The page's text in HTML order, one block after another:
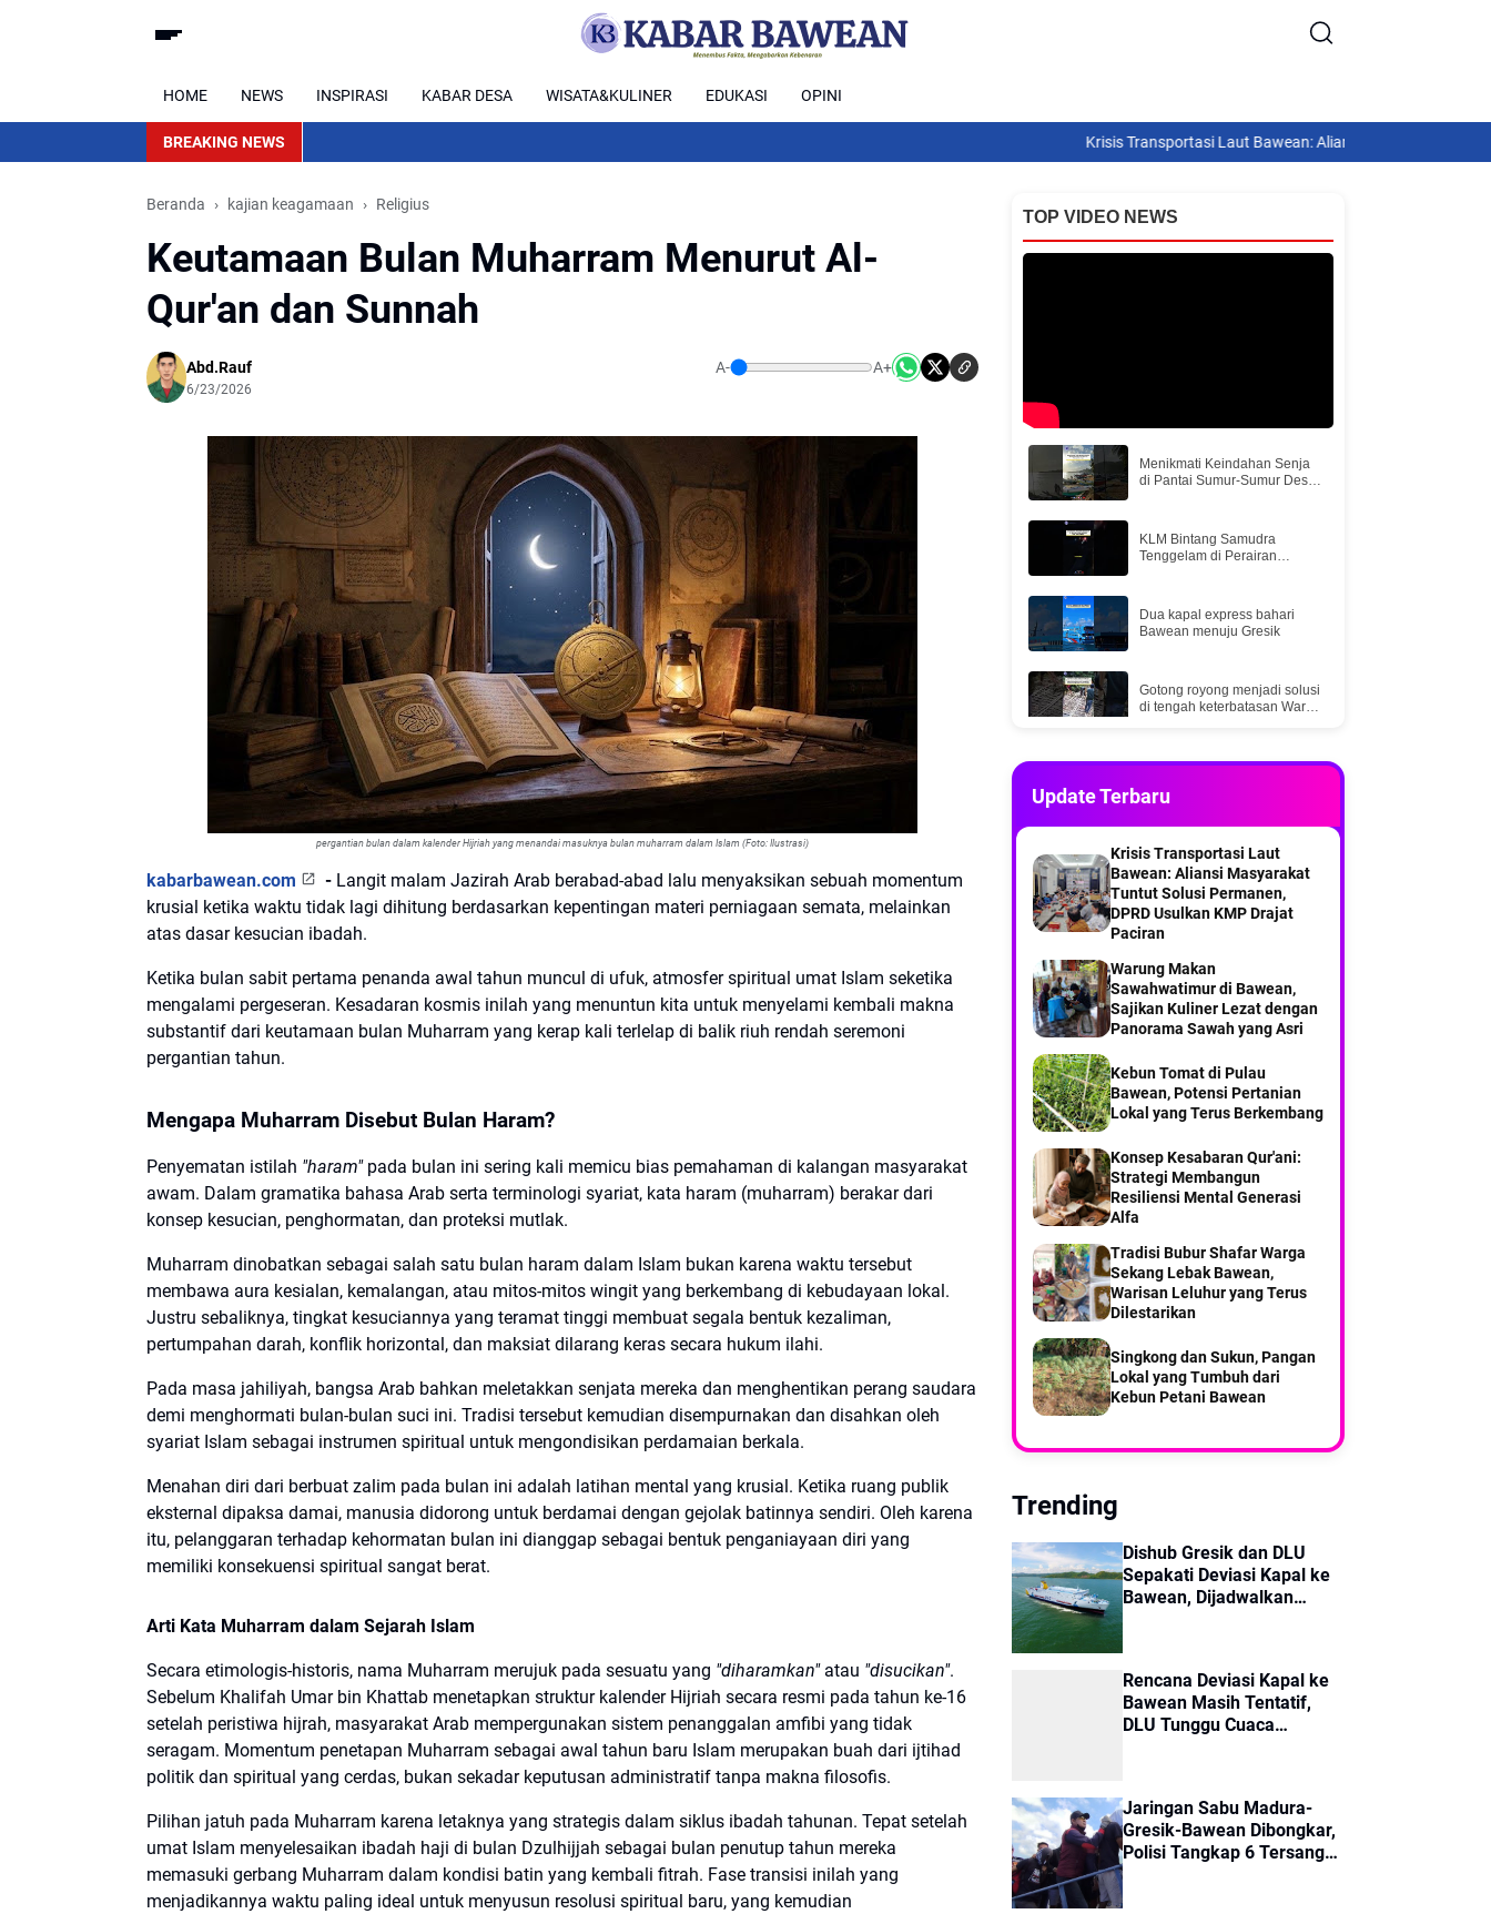
HOME NEWS INSPIRASI KABAR DESA WISATA&KULINER EDUKASI OPINI
BREAKING NEWS Krisis Transportasi Laut Bawean: Aliansi ‎Masyarakat Tuntut Solusi
Beranda kajian keagamaan Religius
Keutamaan Bulan Muharram Menurut Al-
Qur'an dan Sunnah
Abd.Rauf
6/23/2026
A- A+
pergantian bulan dalam kalender Hijriah yang menandai masuknya bulan muharram dalam Islam (Foto: Ilustrasi)
kabarbawean.com - Langit malam Jazirah Arab berabad-abad lalu menyaksikan sebuah momentum
krusial ketika waktu tidak lagi dihitung berdasarkan kepentingan materi perniagaan semata, melainkan
atas dasar kesucian ibadah.
Ketika bulan sabit pertama penanda awal tahun muncul di ufuk, atmosfer spiritual umat Islam seketika
mengalami pergeseran. Kesadaran kosmis inilah yang menuntun kita untuk menyelami kembali makna
substantif dari keutamaan bulan Muharram yang kerap kali terlelap di balik riuh rendah seremoni
pergantian tahun.
Mengapa Muharram Disebut Bulan Haram?
Penyematan istilah "haram"pada bulan ini sering kali memicu bias pemahaman di kalangan masyarakat
awam. Dalam gramatika bahasa Arab serta terminologi syariat, kata haram (muharram) berakar dari
konsep kesucian, penghormatan, dan proteksi mutlak.
Muharram dinobatkan sebagai salah satu bulan haram dalam Islam bukan karena waktu tersebut
membawa aura kesialan, kemalangan, atau mitos-mitos wingit yang berkembang di kebudayaan lokal.
Justru sebaliknya, tingkat kesuciannya yang teramat tinggi membuat segala bentuk kezaliman,
pertumpahan darah, konflik horizontal, dan maksiat dilarang keras secara hukum ilahi.
Pada masa jahiliyah, bangsa Arab bahkan meletakkan senjata mereka dan menghentikan perang saudara
demi menghormati bulan-bulan suci ini. Tradisi tersebut kemudian disempurnakan dan disahkan oleh
syariat Islam sebagai instrumen spiritual untuk mengondisikan perdamaian berkala.
Menahan diri dari berbuat zalim pada bulan ini adalah latihan mental yang krusial. Ketika ruang publik
eksternal dipaksa damai, manusia didorong untuk berdamai dengan gejolak batinnya sendiri. Oleh karena
itu, pelanggaran terhadap kehormatan bulan ini dianggap sebagai bentuk penganiayaan diri yang
memiliki konsekuensi spiritual sangat berat.
Arti Kata Muharram dalam Sejarah Islam
Secara etimologis-historis, nama Muharram merujuk pada sesuatu yang "diharamkan"atau "disucikan".
Sebelum Khalifah Umar bin Khattab menetapkan struktur kalender Hijriah secara resmi pada tahun ke-16
setelah peristiwa hijrah, masyarakat Arab mempergunakan sistem penanggalan amfibi yang tidak
seragam. Momentum penetapan Muharram sebagai awal tahun baru Islam merupakan buah dari ijtihad
politik dan spiritual yang cerdas, bukan sekadar keputusan administratif tanpa makna filosofis.
Pilihan jatuh pada Muharram karena letaknya yang strategis dalam siklus ibadah tahunan. Tepat setelah
umat Islam menyelesaikan ibadah haji di bulan Dzulhijjah sebagai bulan penutup tahun mereka
memasuki gerbang Muharram dalam kondisi batin yang kembali fitrah. Fase transisi inilah yang
menjadikannya waktu paling ideal untuk menyusun resolusi spiritual baru, yang kemudian
TOP VIDEO NEWS
Menikmati Keindahan Senja
di Pantai Sumur-Sumur Desa
KLM Bintang Samudra
Tenggelam di Perairan
Dua kapal express bahari
Bawean menuju Gresik
Gotong royong menjadi solusi
di tengah keterbatasan Warga
Part 2Menyusuri Desa
Bawean
Kebontelukdalam Pulau
Bawean
Saat KMP DRAJAT dari
pelabuhan Paciran Sampai di
Part 7 Menyusuri Desa
Balikterus Pulau Bawean
Part 6 Menyusuri Desa
Balikterus Pulau Bawean
Jufri Kiai Najahul Umam,
Turut Cari Ahmad Nizam
Nelayan Bawean yang Hilang
Update Terbaru
Krisis Transportasi Laut
Bawean: Aliansi ‎Masyarakat
Tuntut Solusi Permanen,
DPRD ‎Usulkan KMP Drajat
Paciran
Warung Makan
Sawahwatimur di Bawean,
Sajikan Kuliner Lezat dengan
Panorama Sawah yang Asri
Kebun Tomat di Pulau
Bawean, Potensi Pertanian
Lokal yang Terus Berkembang
Konsep Kesabaran Qur'ani:
Strategi Membangun
Resiliensi Mental Generasi
Alfa
Tradisi Bubur Shafar Warga
Sekang Lebak Bawean,
Warisan Leluhur yang Terus
Dilestarikan
Singkong dan Sukun, Pangan
Lokal yang Tumbuh dari
Kebun Petani Bawean
Trending
Dishub Gresik dan DLU
Sepakati Deviasi Kapal ke
Bawean, Dijadwalkan
Rencana Deviasi Kapal ke
Bawean Masih Tentatif,
DLU Tunggu Cuaca
Jaringan Sabu Madura-
Gresik-Bawean Dibongkar,
Polisi Tangkap 6 Tersangka